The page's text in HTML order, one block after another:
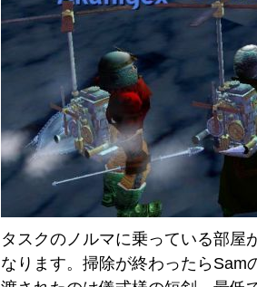
タスクのノルマに乗っている部屋
なります。掃除が終わったらSam